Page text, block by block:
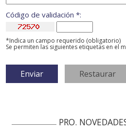
Código de validación *:
*Indica un campo requerido (obligatorio)
Se permiten las siguientes etiquetas en el
PRO.